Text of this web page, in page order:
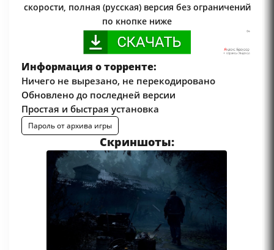
скорости, полная (русская) версия без ограничений
по кнопке ниже
Информация о торренте:
Ничего не вырезано, не перекодировано
Обновлено до последней версии
Простая и быстрая установка
Пароль от архива игры
Скриншоты: